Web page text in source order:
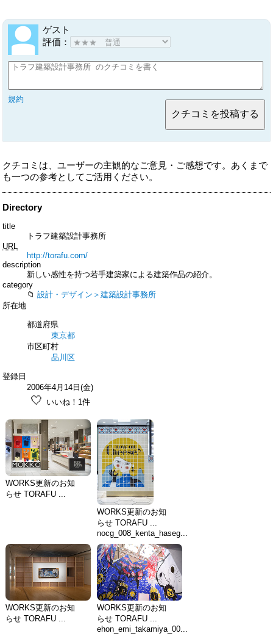
ゲスト
評価：
規約
クチコミは、ユーザーの主観的なご意見・ご感想です。あくまで
も一つの参考としてご活用ください。
Directory
title
トラフ建築設計事務所
URL
http://torafu.com/
description
新しい感性を持つ若手建築家による建築作品の紹介。
category
設計・デザイン＞建築設計事務所
所在地
都道府県
東京都
市区町村
品川区
登録日
2006年4月14日(金)
🤍 いいね！1件
WORKS更新のお知
らせ TORAFU ...
WORKS更新のお知
らせ TORAFU ...
nocg_008_kenta_haseg...
WORKS更新のお知
らせ TORAFU ...
WORKS更新のお知
らせ TORAFU ...
ehon_emi_takamiya_00...